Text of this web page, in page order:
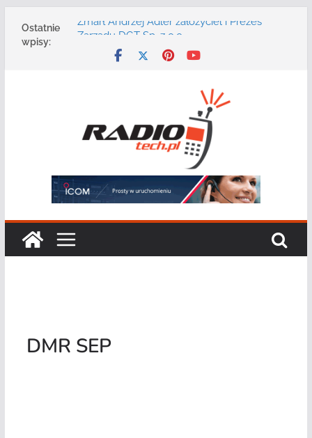
Ostatnie
wpisy:
Zmarł Andrzej Adler założyciel i Prezes
Radmor – największy polski producent
konferencję: „Bezpieczeństwo,
niezawodność i interoperacyjność
systemów teleinformatycznych”
Motorola Solutions oferuje agencjom
bezpieczeństwa publicznego usługę
łączności opartą na chmurze
Najnowszy radiotelefon MOTOTRBO R7 od
Motorola Solutions
DMR SEP